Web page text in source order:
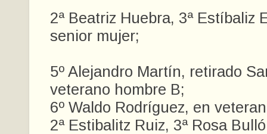
2ª Beatriz Huebra, 3ª Estíbaliz
senior mujer;
5º Alejandro Martín, retirado
veterano hombre B;
6º Waldo Rodríguez, en
2ª Estibalitz Ruiz, 3ª Rosa